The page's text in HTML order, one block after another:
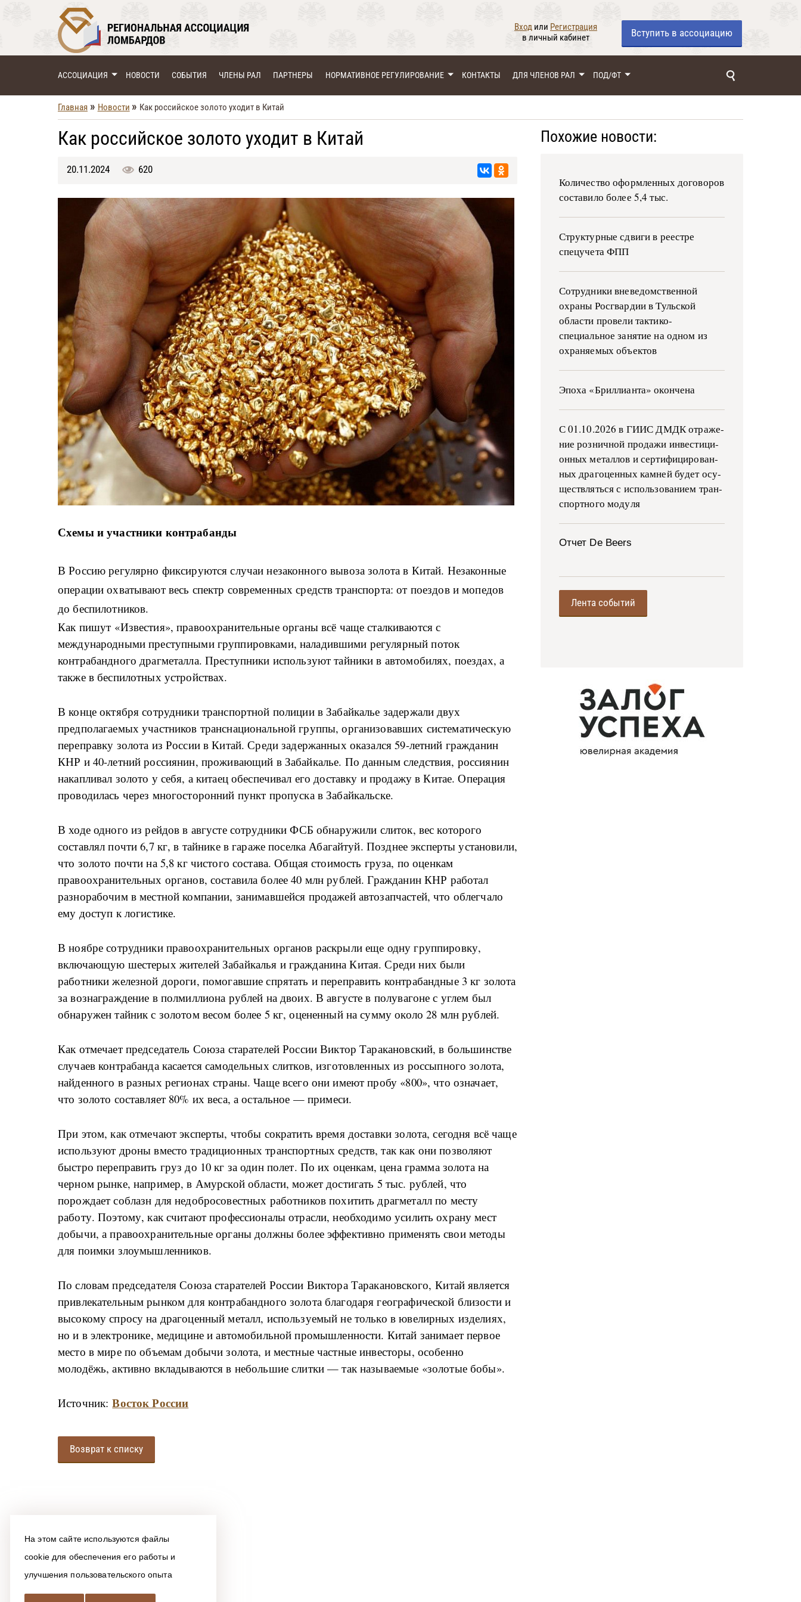
На этом сайте используются файлы
cookie для обеспечения его работы и
улучшения пользовательского опыта
Вход или Регистрация
в личный кабинет
Вступить в ассоциацию
АССОЦИАЦИЯ НОВОСТИ СОБЫТИЯ ЧЛЕНЫ РАЛ ПАРТНЕРЫ НОРМАТИВНОЕ РЕГУЛИРОВАНИЕ КОНТАКТЫ ДЛЯ ЧЛЕНОВ РАЛ ПОД/ФТ
Главная » Новости » Как российское золото уходит в Китай
Как российское золото уходит в Китай
20.11.2024 620
Схемы и участники контрабанды
В Россию регулярно фиксируются случаи незаконного вывоза золота в Китай. Незаконные
операции охватывают весь спектр современных средств транспорта: от поездов и мопедов
до беспилотников.
Как пишут «Известия», правоохранительные органы всё чаще сталкиваются с
международными преступными группировками, наладившими регулярный поток
контрабандного драгметалла. Преступники используют тайники в автомобилях, поездах, а
также в беспилотных устройствах.
В конце октября сотрудники транспортной полиции в Забайкалье задержали двух
предполагаемых участников транснациональной группы, организовавших систематическую
переправку золота из России в Китай. Среди задержанных оказался 59-летний гражданин
КНР и 40-летний россиянин, проживающий в Забайкалье. По данным следствия, россиянин
накапливал золото у себя, а китаец обеспечивал его доставку и продажу в Китае. Операция
проводилась через многосторонний пункт пропуска в Забайкальске.
В ходе одного из рейдов в августе сотрудники ФСБ обнаружили слиток, вес которого
составлял почти 6,7 кг, в тайнике в гараже поселка Абагайтуй. Позднее эксперты установили,
что золото почти на 5,8 кг чистого состава. Общая стоимость груза, по оценкам
правоохранительных органов, составила более 40 млн рублей. Гражданин КНР работал
разнорабочим в местной компании, занимавшейся продажей автозапчастей, что облегчало
ему доступ к логистике.
В ноябре сотрудники правоохранительных органов раскрыли еще одну группировку,
включающую шестерых жителей Забайкалья и гражданина Китая. Среди них были
работники железной дороги, помогавшие спрятать и переправить контрабандные 3 кг золота
за вознаграждение в полмиллиона рублей на двоих. В августе в полувагоне с углем был
обнаружен тайник с золотом весом более 5 кг, оцененный на сумму около 28 млн рублей.
Как отмечает председатель Союза старателей России Виктор Таракановский, в большинстве
случаев контрабанда касается самодельных слитков, изготовленных из россыпного золота,
найденного в разных регионах страны. Чаще всего они имеют пробу «800», что означает,
что золото составляет 80% их веса, а остальное — примеси.
При этом, как отмечают эксперты, чтобы сократить время доставки золота, сегодня всё чаще
используют дроны вместо традиционных транспортных средств, так как они позволяют
быстро переправить груз до 10 кг за один полет. По их оценкам, цена грамма золота на
черном рынке, например, в Амурской области, может достигать 5 тыс. рублей, что
порождает соблазн для недобросовестных работников похитить драгметалл по месту
работу. Поэтому, как считают профессионалы отрасли, необходимо усилить охрану мест
добычи, а правоохранительные органы должны более эффективно применять свои методы
для поимки злоумышленников.
По словам председателя Союза старателей России Виктора Таракановского, Китай является
привлекательным рынком для контрабандного золота благодаря географической близости и
высокому спросу на драгоценный металл, используемый не только в ювелирных изделиях,
но и в электронике, медицине и автомобильной промышленности. Китай занимает первое
место в мире по объемам добычи золота, и местные частные инвесторы, особенно
молодёжь, активно вкладываются в небольшие слитки — так называемые «золотые бобы».
Источник:Восток России
Возврат к списку
Похожие новости:
Количество оформленных договоров
составило более 5,4 тыс.
Структурные сдвиги в реестре
спецучета ФПП
Сотрудники вневедомственной
охраны Росгвардии в Тульской
области провели тактико-
специальное занятие на одном из
охраняемых объектов
Эпоха «Бриллианта» окончена
С 01.10.2026 в ГИИС ДМДК от­ра­же­
ние роз­ни­ч­ной про­да­жи ин­ве­сти­ци­
он­ных ме­тал­лов и сер­ти­фи­ци­ро­ван­
ных дра­го­цен­ных ка­м­ней бу­дет осу­
ще­ств­лять­ся с ис­поль­зо­ва­ни­ем тран­
с­пор­т­но­го мо­ду­ля
Отчет De Beers
Лента событий